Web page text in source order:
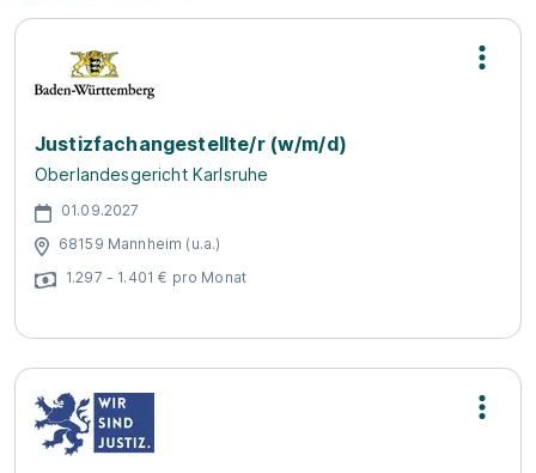
Justizfachangestellte/r (w/m/d)
Oberlandesgericht Karlsruhe
01.09.2027
68159 Mannheim (u.a.)
1.297 - 1.401 € pro Monat